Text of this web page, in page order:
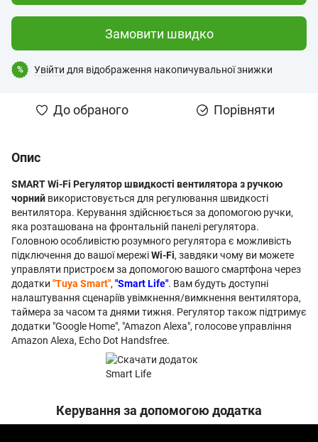
Замовити швидко
% Увійти для відображення накопичувальної знижки
До обраного Порівняти
Опис
SMART Wi-Fi Регулятор швидкості вентилятора з ручкою
чорний використовується для регулювання швидкості
вентилятора. Керування здійснюється за допомогою ручки,
яка розташована на фронтальній панелі регулятора.
Головною особливістю розумного регулятора є можливість
підключення до вашої мережіWi-Fi, завдяки чому ви можете
управляти пристроєм за допомогою вашого смартфона через
додатки "Tuya Smart", "Smart Life". Вам будуть доступні
налаштування сценаріїв увімкнення/вимкнення вентилятора,
таймера за часом та днями тижня. Регулятор також підтримує
додатки "Google Home", "Amazon Alexa", голосове управління
Amazon Alexa, Echo Dot Handsfree.
Керування за допомогою додатка